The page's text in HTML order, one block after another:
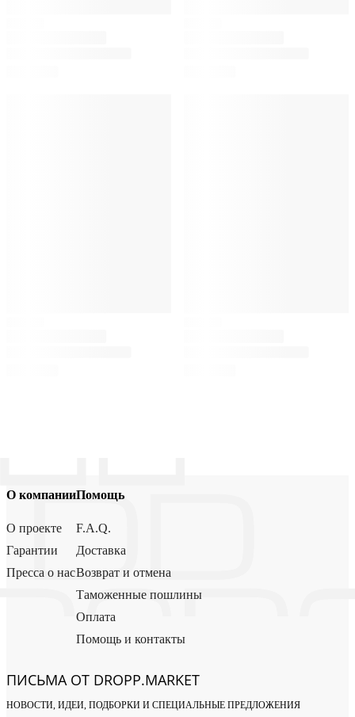
О компании
О проекте
Гарантии
Пресса о нас
Помощь
F.A.Q.
Доставка
Возврат и отмена
Таможенные пошлины
Оплата
Помощь и контакты
ПИСЬМА ОТ DROPP.MARKET
НОВОСТИ, ИДЕИ, ПОДБОРКИ И СПЕЦИАЛЬНЫЕ ПРЕДЛОЖЕНИЯ